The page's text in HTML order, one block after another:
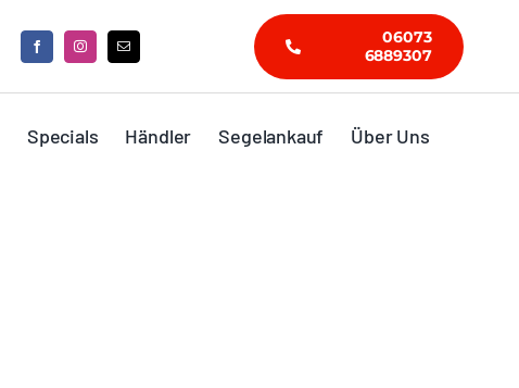
06073
6889307
Specials Händler Segelankauf
Über Uns